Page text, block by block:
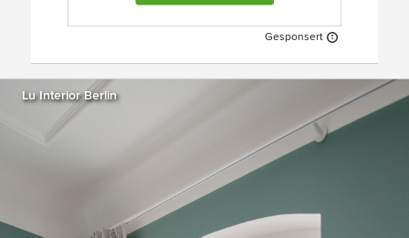
Gesponsert
Lu Interior Berlin